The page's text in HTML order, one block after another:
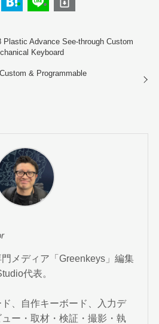
Plastic Advance See-through Custom
Keyboard
& Programmable
メディア「Greenkeys」編集
代表。
、自作キーボード、入力デ
ー・取材・検証・撮影・執